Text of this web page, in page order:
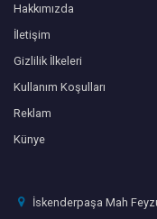
Hakkımızda
İletişim
Gizlilik İlkeleri
Kullanım Koşulları
Reklam
Künye
İskenderpaşa Mah